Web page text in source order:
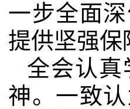
一步全面
提供坚强
全会认真
神。一致